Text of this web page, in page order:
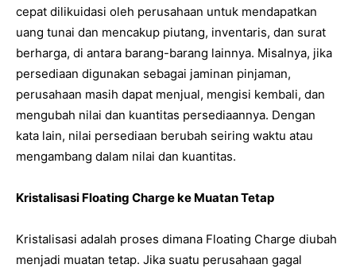
cepat dilikuidasi oleh perusahaan untuk mendapatkan
uang tunai dan mencakup piutang, inventaris, dan surat
berharga, di antara barang-barang lainnya. Misalnya, jika
persediaan digunakan sebagai jaminan pinjaman,
perusahaan masih dapat menjual, mengisi kembali, dan
mengubah nilai dan kuantitas persediaannya. Dengan
kata lain, nilai persediaan berubah seiring waktu atau
mengambang dalam nilai dan kuantitas.
Kristalisasi Floating Charge ke Muatan Tetap
Kristalisasi adalah proses dimana Floating Charge diubah
menjadi muatan tetap. Jika suatu perusahaan gagal